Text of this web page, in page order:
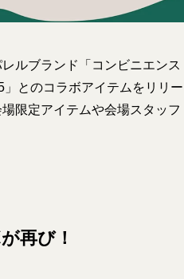
ルブランド「コンビニエンス
とのコラボアイテムをリリー
限定アイテムや会場スタッフ
再び！